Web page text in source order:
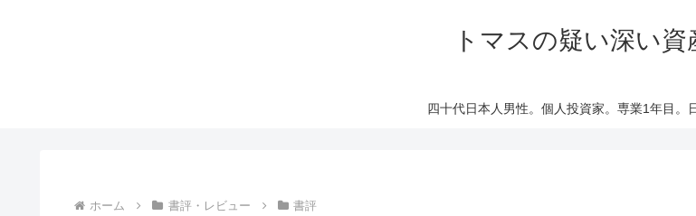
トマスの疑い深い資
四十代日本人男性。個人投資家。専業1年目。
ホーム 書評・レビュー 書評